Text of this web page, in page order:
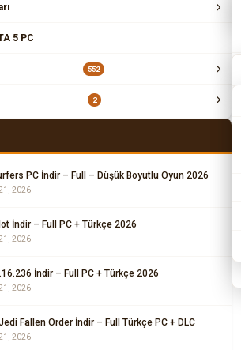
5 PC
552
2
PC İndir – Full – Düşük Boyutlu Oyun 2026
2026
İndir – Full PC + Türkçe 2026
2026
İndir – Full PC + Türkçe 2026
2026
Fallen Order İndir – Full Türkçe PC + DLC
2026